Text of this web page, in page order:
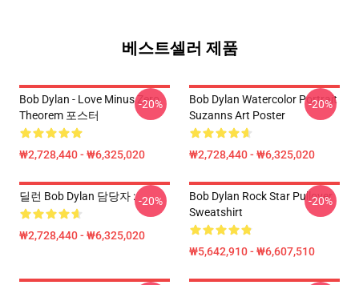
베스트셀러 제품
Bob Dylan - Love Minus Zero
Theorem 포스터
₩2,728,440 - ₩6,325,020
-20%
Bob Dylan Watercolor Portrait
Suzanns Art Poster
₩2,728,440 - ₩6,325,020
-20%
딜런 Bob Dylan 담당자 :
₩2,728,440 - ₩6,325,020
-20%
Bob Dylan Rock Star Pullover
Sweatshirt
₩5,642,910 - ₩6,607,510
-20%